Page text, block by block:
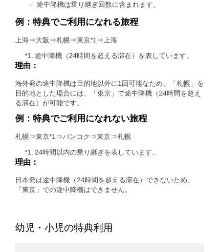
途中降機は乗り継ぎ回数に含まれます。
例：特典でご利用になれる旅程
上海⇒大阪⇒札幌⇒東京*1⇒上海
*1. 途中降機（24時間を超える滞在）を表しています。
理由：
海外発の途中降機は目的地以外に1回可能なため、「札幌」を
目的地とした場合には、「東京」で途中降機（24時間を超え
る滞在）が可能です。
例：特典でご利用になれない旅程
札幌⇒東京*1⇒バンコク⇒東京⇒札幌
*1. 24時間以内の乗り継ぎを表しています。
理由：
日本発は途中降機（24時間を超える滞在）できないため、
「東京」での途中降機はできません。
幼児・小児の特典利用